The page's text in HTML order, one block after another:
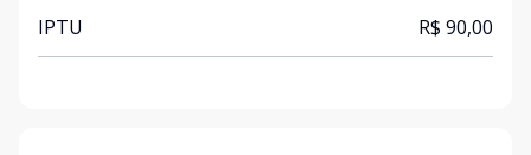
IPTU R$ 90,00